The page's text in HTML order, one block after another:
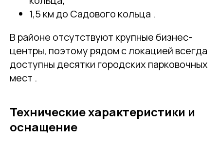
1,5 км до Садового кольца .
В районе отсутствуют крупные бизнес-
центры, поэтому рядом с локацией всегда
доступны десятки городских парковочных
мест .
Технические характеристики и
оснащение